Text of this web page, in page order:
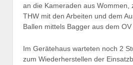
an die Kameraden aus Wommen,
THW mit den Arbeiten und dem
Ballen mittels Bagger aus dem
Im Gerätehaus warteten noch 2
zum Wiederherstellen der